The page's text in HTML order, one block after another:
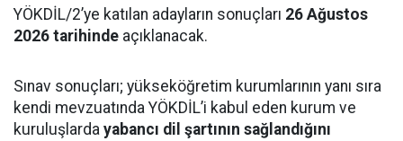
YÖKDİL/2’ye katılan adayların sonuçları 26 Ağustos
2026 tarihinde açıklanacak.
Sınav sonuçları; yükseköğretim kurumlarının yanı sıra
kendi mevzuatında YÖKDİL’i kabul eden kurum ve
kuruluşlarda yabancı dil şartının sağlandığını